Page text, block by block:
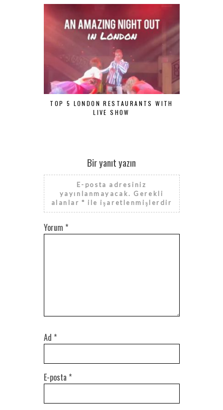
TOP 5 LONDON RESTAURANTS WITH
LIVE SHOW
Bir yanıt yazın
E-posta adresiniz
yayınlanmayacak. Gerekli
alanlar* ile işaretlenmişlerdir
Yorum *
Ad *
E-posta *